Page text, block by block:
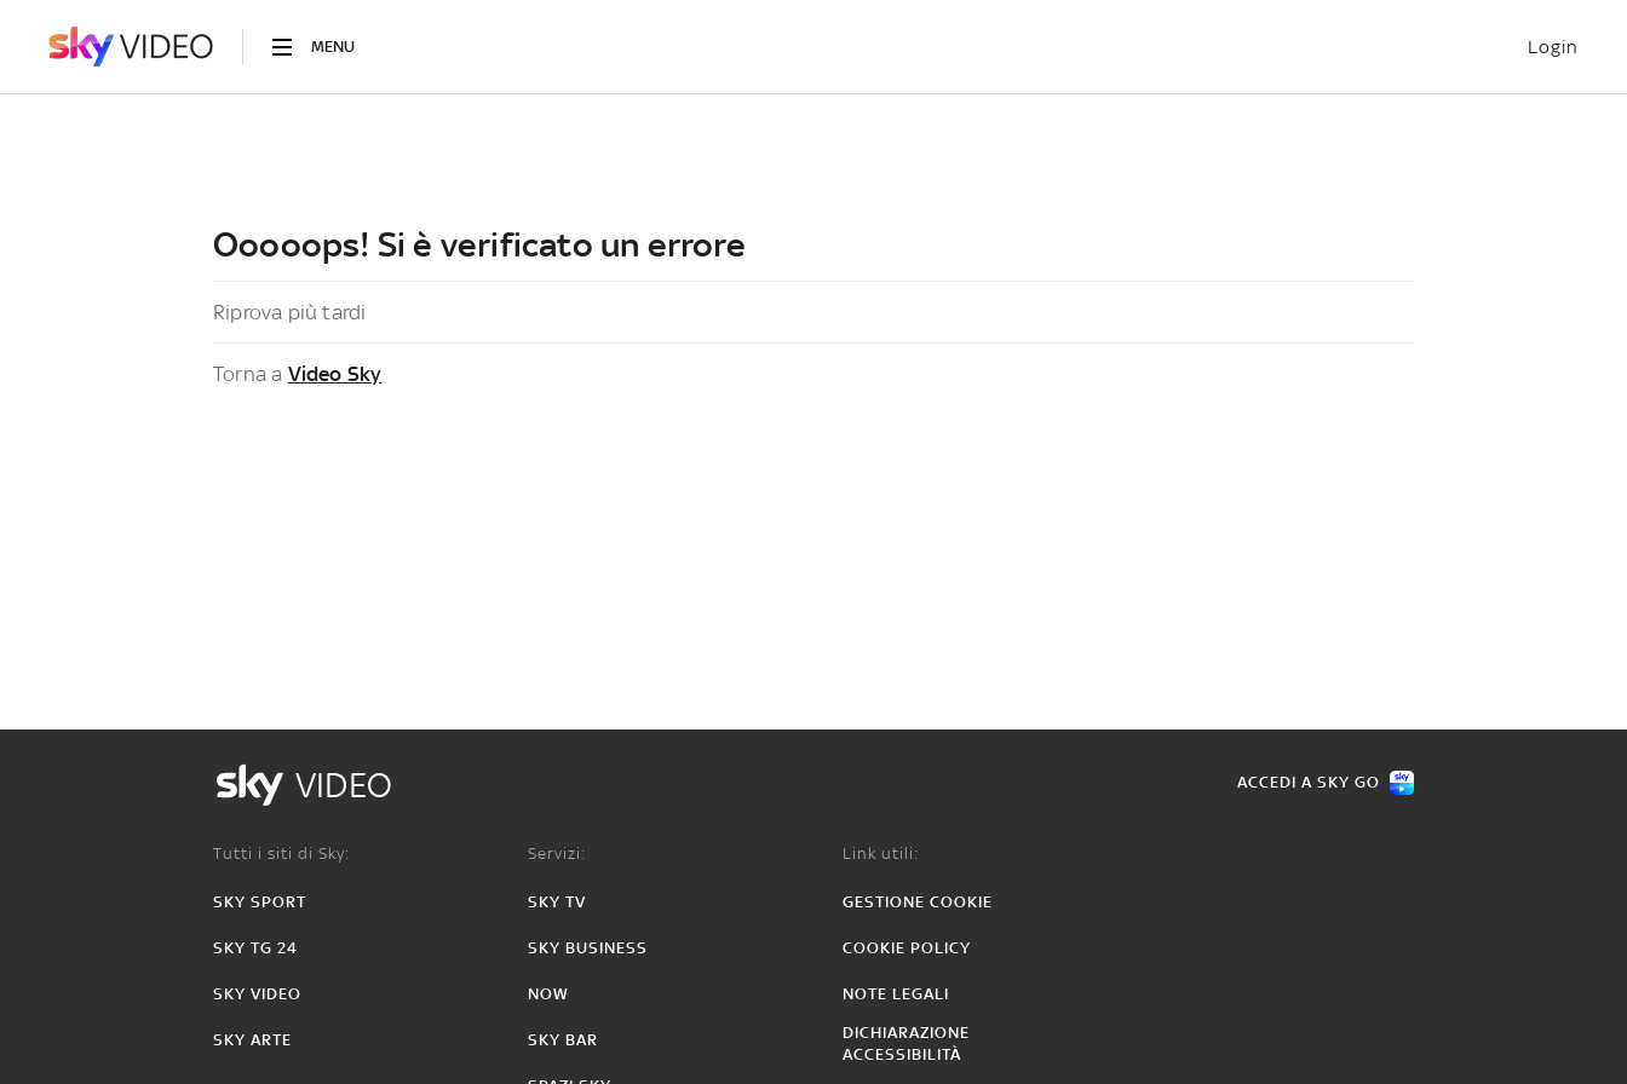
MENU Login
Ooooops! Si è verificato un errore
Riprova più tardi
Torna a Video Sky
VIDEO ACCEDI A SKY GO
Tutti i siti di Sky:
SKY SPORT
SKY TG 24
SKY VIDEO
SKY ARTE
Servizi:
SKY TV
SKY BUSINESS
NOW
SKY BAR
Link utili:
GESTIONE COOKIE
COOKIE POLICY
NOTE LEGALI
DICHIARAZIONE
ACCESSIBILITÀ